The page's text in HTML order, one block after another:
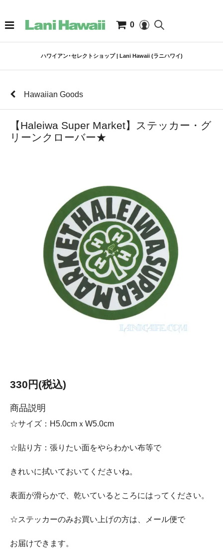
0
ハワイアン･セレクトショップ | Lani Hawaii (ラニハワイ)
Hawaiian Goods
【Haleiwa Super Market】ステッカー・グ
リーンクローバー★
330円(税込)
商品説明
☆サイズ：H5.0cmｘW5.0cm
☆貼り方：張りたい面をやらわかい布等で
きれいに拭いておいてくださいね。
表面が滑らかで、乾いているところにはってください。
☆ステッカーのみお買い上げの方は、メール便で
お届けできます。